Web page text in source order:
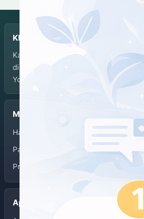
KBJI
Kamus Bahasa Jawa-Indonesia
dikelola oleh Balai Bahasa Provinsi
Yogyakarta.
Menu
Halaman Depan
Panduan Penggunaan
Privacy Policy
Aplikasi